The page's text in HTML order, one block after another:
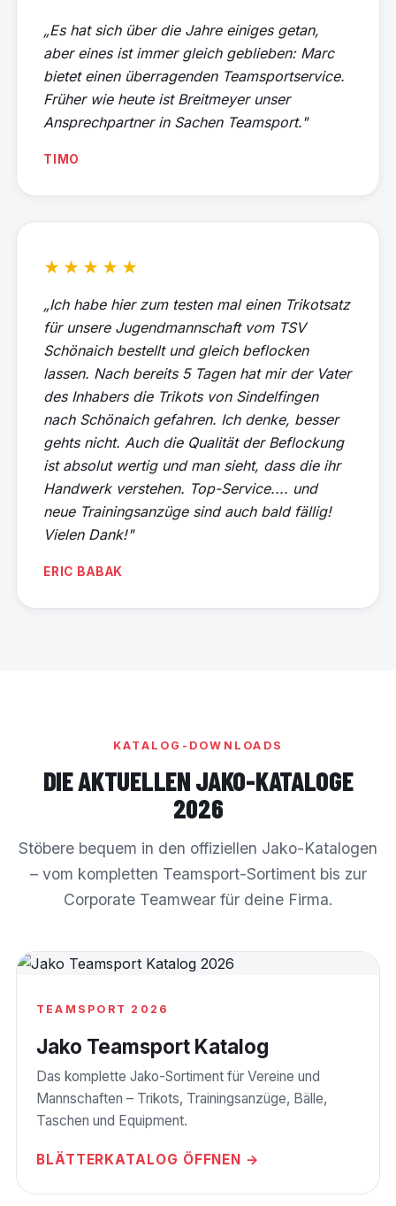
„Es hat sich über die Jahre einiges getan,
aber eines ist immer gleich geblieben: Marc
bietet einen überragenden Teamsportservice.
Früher wie heute ist Breitmeyer unser
Ansprechpartner in Sachen Teamsport."
TIMO
★★★★★
„Ich habe hier zum testen mal einen Trikotsatz
für unsere Jugendmannschaft vom TSV
Schönaich bestellt und gleich beflocken
lassen. Nach bereits 5 Tagen hat mir der Vater
des Inhabers die Trikots von Sindelfingen
nach Schönaich gefahren. Ich denke, besser
gehts nicht. Auch die Qualität der Beflockung
ist absolut wertig und man sieht, dass die ihr
Handwerk verstehen. Top-Service.... und
neue Trainingsanzüge sind auch bald fällig!
Vielen Dank!"
ERIC BABAK
KATALOG-DOWNLOADS
DIE AKTUELLEN JAKO-KATALOGE
2026
Stöbere bequem in den offiziellen Jako-Katalogen
– vom kompletten Teamsport-Sortiment bis zur
Corporate Teamwear für deine Firma.
TEAMSPORT 2026
Jako Teamsport Katalog
Das komplette Jako-Sortiment für Vereine und
Mannschaften – Trikots, Trainingsanzüge, Bälle,
Taschen und Equipment.
BLÄTTERKATALOG ÖFFNEN →